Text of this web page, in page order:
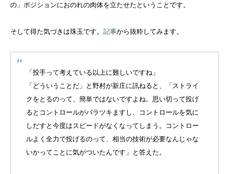
の」ポジションにおのれの肉体を立たせたということです。
そして得た気づきは珠玉です。 記事から抜粋してみます。
「投手って考えている以上に難しいですね」
「どういうことだ」と野村が新庄に訊ねると、「ストライ
クをとるのって、簡単ではないですよね。思い切って投げ
るとコントロールがバラツキますし、コントロールを気に
しだすと今度はスピードがなくなってしまう。コントロー
ルよく全力で投げるのって、相当の技術が必要なんじゃな
いかってことに気がついたんです」と答えた。